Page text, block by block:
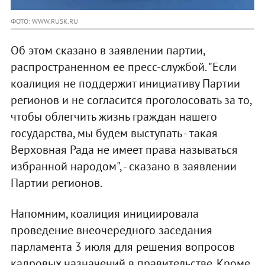
ФОТО: WWW.RUSK.RU
Об этом сказано в заявлении партии,
распространенном ее пресс-службой. "Если
коалиция не поддержит инициативу Партии
регионов и не согласится проголосовать за то,
чтобы облегчить жизнь граждан нашего
государства, мы будем выступать - такая
Верховная Рада не имеет права называться
избранной народом", - сказано в заявлении
Партии регионов.
Напомним, коалиция инициировала
проведение внеочередного заседания
парламента 3 июля для решения вопросов